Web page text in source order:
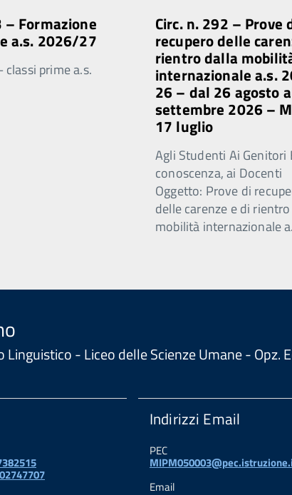
– Formazione
a.s. 2026/27
prime a.s.
Circ. n. 292 – Prove
recupero delle
rientro dalla
internazionale a.s.
26 – dal 26 agosto
settembre 2026 –
17 luglio
Agli Studenti Ai Genitori
conoscenza, ai Docenti
Oggetto: Prove di
delle carenze e di
mobilità internazionale a.
Linguistico - Liceo delle Scienze Umane - Opz.
Indirizzi Email
PEC
Email